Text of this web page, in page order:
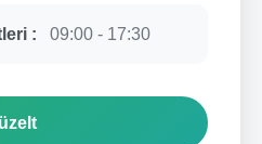
: 09:00 - 17:30